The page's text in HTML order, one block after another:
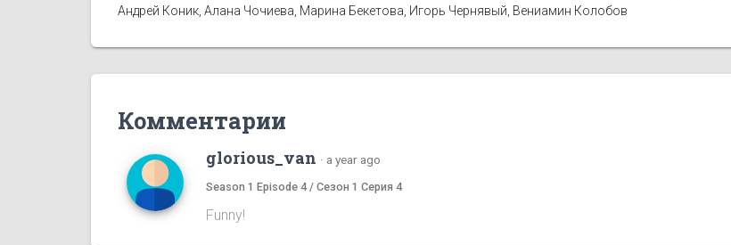
Андрей Коник, Алана Чочиева, Марина Бекетова, Игорь Чернявый, Вениамин Колобов
Комментарии
glorious_van · a year ago
Season 1 Episode 4 / Сезон 1 Серия 4
Funny!